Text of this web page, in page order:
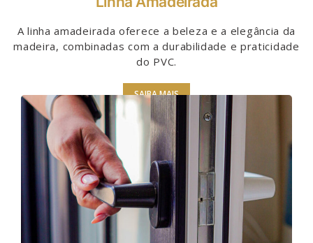
Linha Amadeirada
A linha amadeirada oferece a beleza e a elegância da
madeira, combinadas com a durabilidade e praticidade
do PVC.
SAIBA MAIS